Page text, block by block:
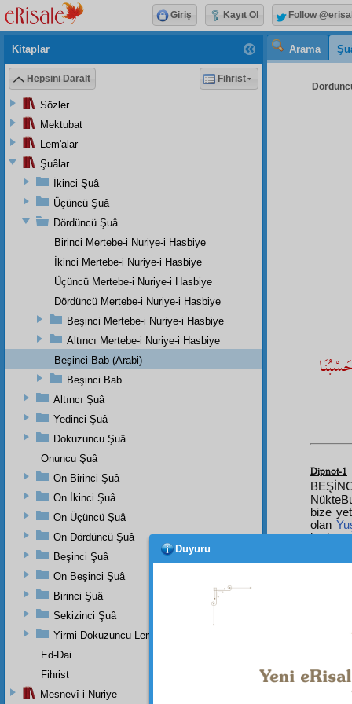
Arama
Dipnot-1
bize
olan
herkes
belki
işaret
Kitaplar
Hepsini Daralt Fihrist
Sözler
Mektubat
Lem'alar
Şuâlar
İkinci Şuâ
Üçüncü Şuâ
Dördüncü Şuâ
Birinci Mertebe-i Nuriye-i Hasbiye
İkinci Mertebe-i Nuriye-i Hasbiye
Üçüncü Mertebe-i Nuriye-i Hasbiye
Dördüncü Mertebe-i Nuriye-i Hasbiye
Beşinci Mertebe-i Nuriye-i Hasbiye
Altıncı Mertebe-i Nuriye-i Hasbiye
Beşinci Bab (Arabi)
Beşinci Bab
Altıncı Şuâ
Yedinci Şuâ
Dokuzuncu Şuâ
Onuncu Şuâ
On Birinci Şuâ
On İkinci Şuâ
On Üçüncü Şuâ
On Dördüncü Şuâ
Beşinci Şuâ
On Beşinci Şuâ
Birinci Şuâ
Sekizinci Şuâ
Yirmi Dokuzuncu Lem'adan İkinci Bab
Ed-Dai
Fihrist
Mesnevî-i Nuriye
Giriş Kayıt Ol Follow
Duyuru